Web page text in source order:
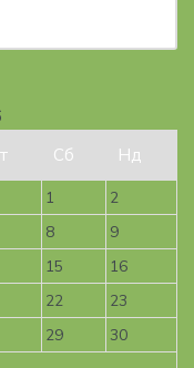
Сб Нд
1
2
8
9
15
16
22
23
29
30